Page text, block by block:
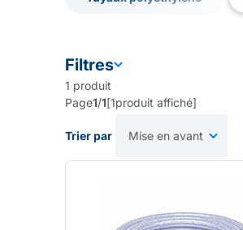
Filtres
1 produit
Page1/1[1produit affiché]
Trier par